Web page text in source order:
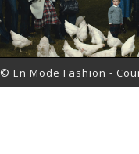
© En Mode Fashion -